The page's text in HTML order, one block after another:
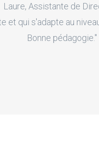
Laure, Assistante de
et qui s'adapte au
Bonne pédagogie."